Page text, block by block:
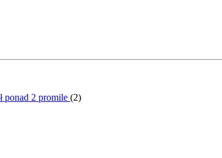
ponad 2 promile (2)